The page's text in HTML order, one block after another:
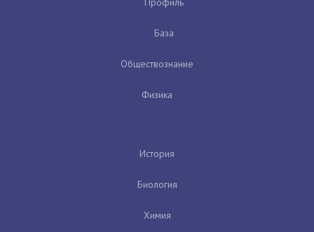
База
Обществознание
Физика
История
Биология
Химия